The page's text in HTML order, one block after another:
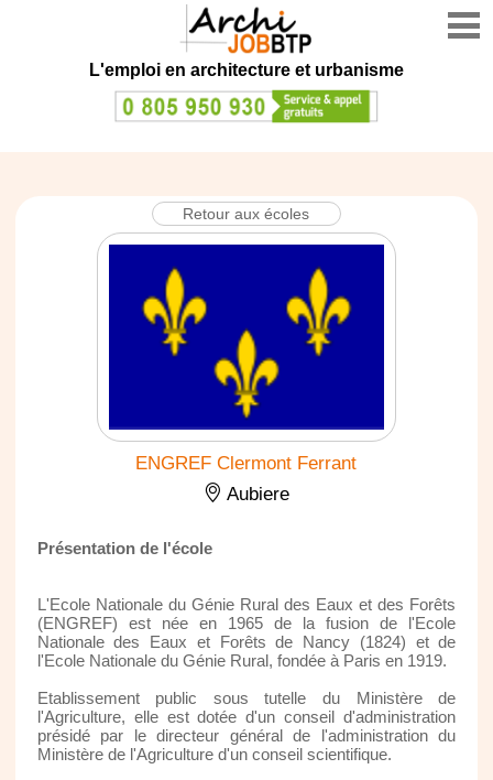
L'emploi en architecture et urbanisme
Retour aux écoles
ENGREF Clermont Ferrant
Aubiere
Présentation de l'école
L'Ecole Nationale du Génie Rural des Eaux et des Forêts
(ENGREF) est née en 1965 de la fusion de l'Ecole
Nationale des Eaux et Forêts de Nancy (1824) et de
l'Ecole Nationale du Génie Rural, fondée à Paris en 1919.
Etablissement public sous tutelle du Ministère de
l'Agriculture, elle est dotée d'un conseil d'administration
présidé par le directeur général de l'administration du
Ministère de l'Agriculture d'un conseil scientifique.